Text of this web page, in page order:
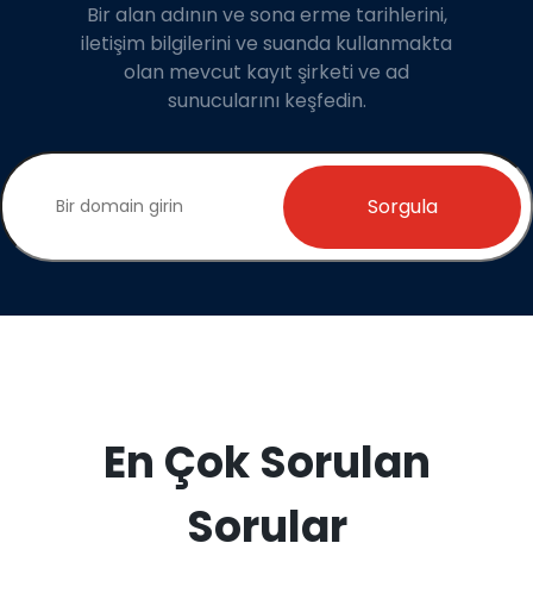
Bir alan adının ve sona erme tarihlerini,
iletişim bilgilerini ve suanda kullanmakta
olan mevcut kayıt şirketi ve ad
sunucularını keşfedin.
Sorgula
En Çok Sorulan
Sorular